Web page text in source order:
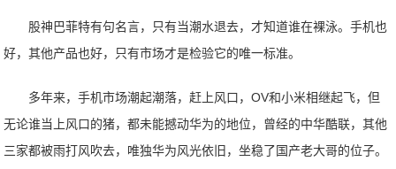
股神巴菲特有句名言，只有当潮水退去，才知道谁在裸泳。手机也
好，其他产品也好，只有市场才是检验它的唯一标准。
多年来，手机市场潮起潮落，赶上风口，OV和小米相继起飞，但
无论谁当上风口的猪，都未能撼动华为的地位，曾经的中华酷联，其他
三家都被雨打风吹去，唯独华为风光依旧，坐稳了国产老大哥的位子。